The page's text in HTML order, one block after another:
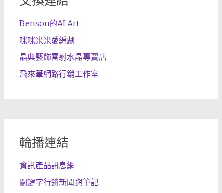
Benson的AI Art
咪咪米米愛編劇
晶典藝飾雷射水晶專賣店
飛來筆網路行銷工作室
輪播連結
資訊產品訊息網
關鍵字行銷新聞與筆記